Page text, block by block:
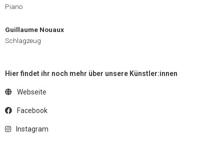
Piano
Guillaume Nouaux
Schlagzeug
Hier findet ihr noch mehr über unsere Künstler:innen
Webseite
Facebook
Instagram